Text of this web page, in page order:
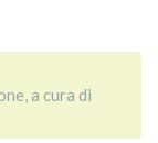
a cura di